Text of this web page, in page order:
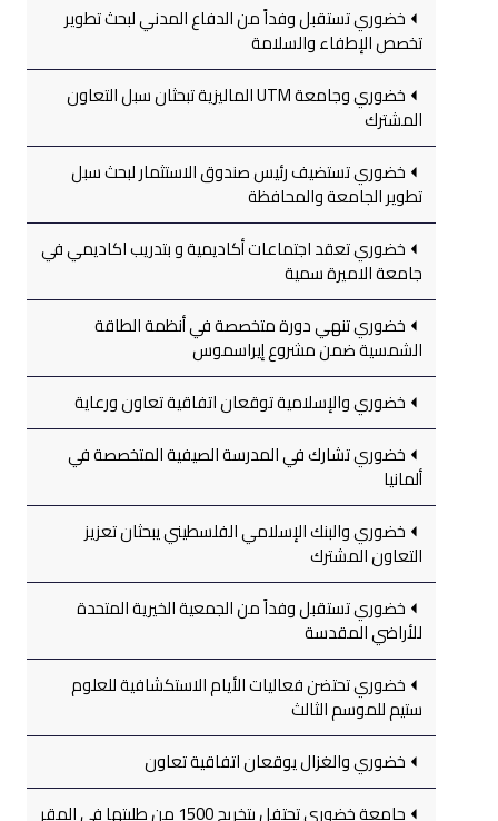
خضوري تستقبل وفداً من الدفاع المدني لبحث تطوير
تخصص الإطفاء والسلامة
خضوري وجامعة UTM الماليزية تبحثان سبل التعاون
المشترك
خضوري تستضيف رئيس صندوق الاستثمار لبحث سبل
تطوير الجامعة والمحافظة
خضوري تعقد اجتماعات أكاديمية و بتدريب اكاديمي في
جامعة الاميرة سمية
خضوري تنهي دورة متخصصة في أنظمة الطاقة
الشمسية ضمن مشروع إيراسموس
خضوري والإسلامية توقعان اتفاقية تعاون ورعاية
خضوري تشارك في المدرسة الصيفية المتخصصة في
ألمانيا
خضوري والبنك الإسلامي الفلسطيني يبحثان تعزيز
التعاون المشترك
خضوري تستقبل وفداً من الجمعية الخيرية المتحدة
للأراضي المقدسة
خضوري تحتضن فعاليات الأيام الاستكشافية للعلوم
ستيم للموسم الثالث
خضوري والغزال يوقعان اتفاقية تعاون
جامعة خضوري تحتفل بتخريج 1500 من طلبتها في المقر